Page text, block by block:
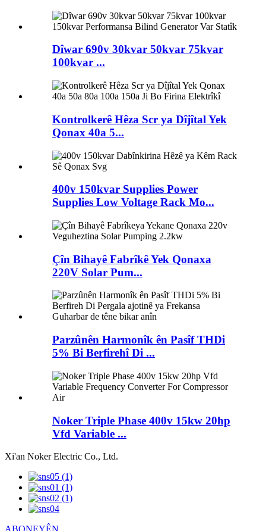
Dîwar 690v 30kvar 50kvar 75kvar
100kvar ...
Kontrolkerê Hêza Scr ya Dîjîtal Yek
Qonax 40a 5...
400v 150kvar Supplies Power
Supplies Low Voltage Rack Mo...
Çîn Bihayê Fabrîkê Yek Qonaxa
220V Solar Pum...
Parzûnên Harmonîk ên Pasîf THDi
5% Bi Berfirehî Di ...
Noker Triple Phase 400v 15kw 20hp
Vfd Variable ...
Xi'an Noker Electric Co., Ltd.